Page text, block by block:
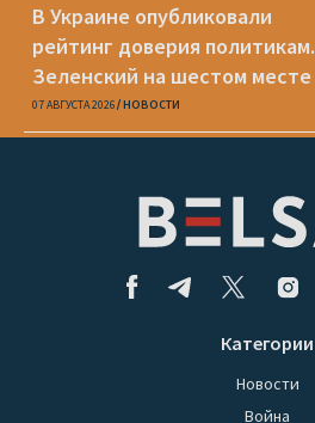
В Украине опубликовали
рейтинг доверия политикам.
Зеленский на шестом месте
07 АВГУСТА 2026 НОВОСТИ
Категории
Новости
Война